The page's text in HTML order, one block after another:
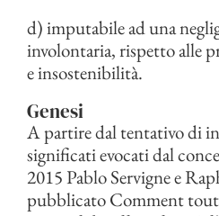
d) imputabile ad una
involontaria, rispetto alle
e insostenibilità.
Genesi
A partire dal tentativo di
significati evocati dal
2015 Pablo Servigne e
pubblicato Comment tout